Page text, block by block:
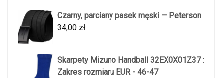
Czarny, parciany pasek męski — Peterson
34,00 zł
Skarpety Mizuno Handball 32EX0X01Z37 :
Zakres rozmiaru EUR - 46-47